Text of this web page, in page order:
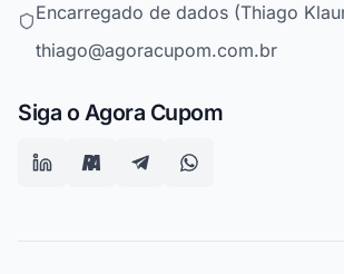
Encarregado de dados (Thiago
thiago@agoracupom.com.br
Siga o Agora Cupom